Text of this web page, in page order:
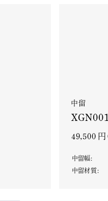
中留
49,500 円
中留幅:
中留材質: